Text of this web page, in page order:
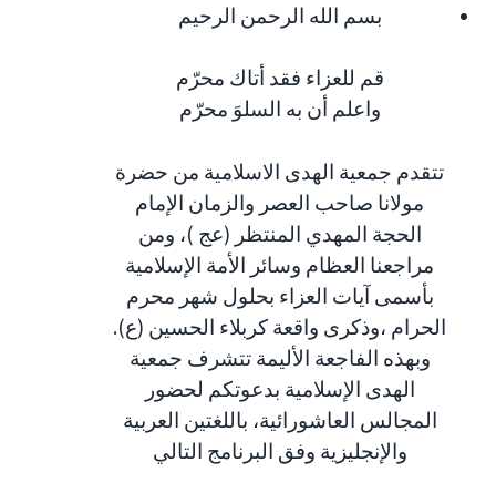
بسم الله الرحمن الرحيم
قم للعزاء فقد أتاك محرّم
واعلم أن به السلوَ محرّم
تتقدم جمعية الهدى الاسلامية من حضرة
مولانا صاحب العصر والزمان الإمام
الحجة المهدي المنتظر (عج )، ومن
مراجعنا العظام وسائر الأمة الإسلامية
بأسمى آيات العزاء بحلول شهر محرم
الحرام ،وذكرى واقعة كربلاء الحسين (ع).
وبهذه الفاجعة الأليمة تتشرف جمعية
الهدى الإسلامية بدعوتكم لحضور
المجالس العاشورائية، باللغتين العربية
والإنجليزية وفق البرنامج التالي